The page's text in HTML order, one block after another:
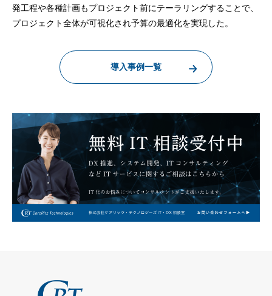
発工程や各種計画もプロジェクト前にテーラリングすることで、
プロジェクト全体が可視化され予算の最適化を実現した。
導入事例一覧